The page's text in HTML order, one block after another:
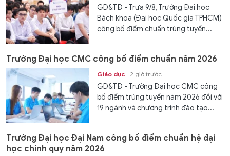
GD&TĐ - Trưa 9/8, Trường Đại học
Bách khoa (Đại học Quốc gia TPHCM)
công bố điểm chuẩn trúng tuyển...
Trường Đại học CMC công bố điểm chuẩn năm 2026
Giáo dục 2 giờ trước
GD&TĐ - Trường Đại học CMC công
bố điểm trúng tuyển năm 2026 đối với
19 ngành và chương trình đào tạo...
Trường Đại học Đại Nam công bố điểm chuẩn hệ đại
học chính quy năm 2026